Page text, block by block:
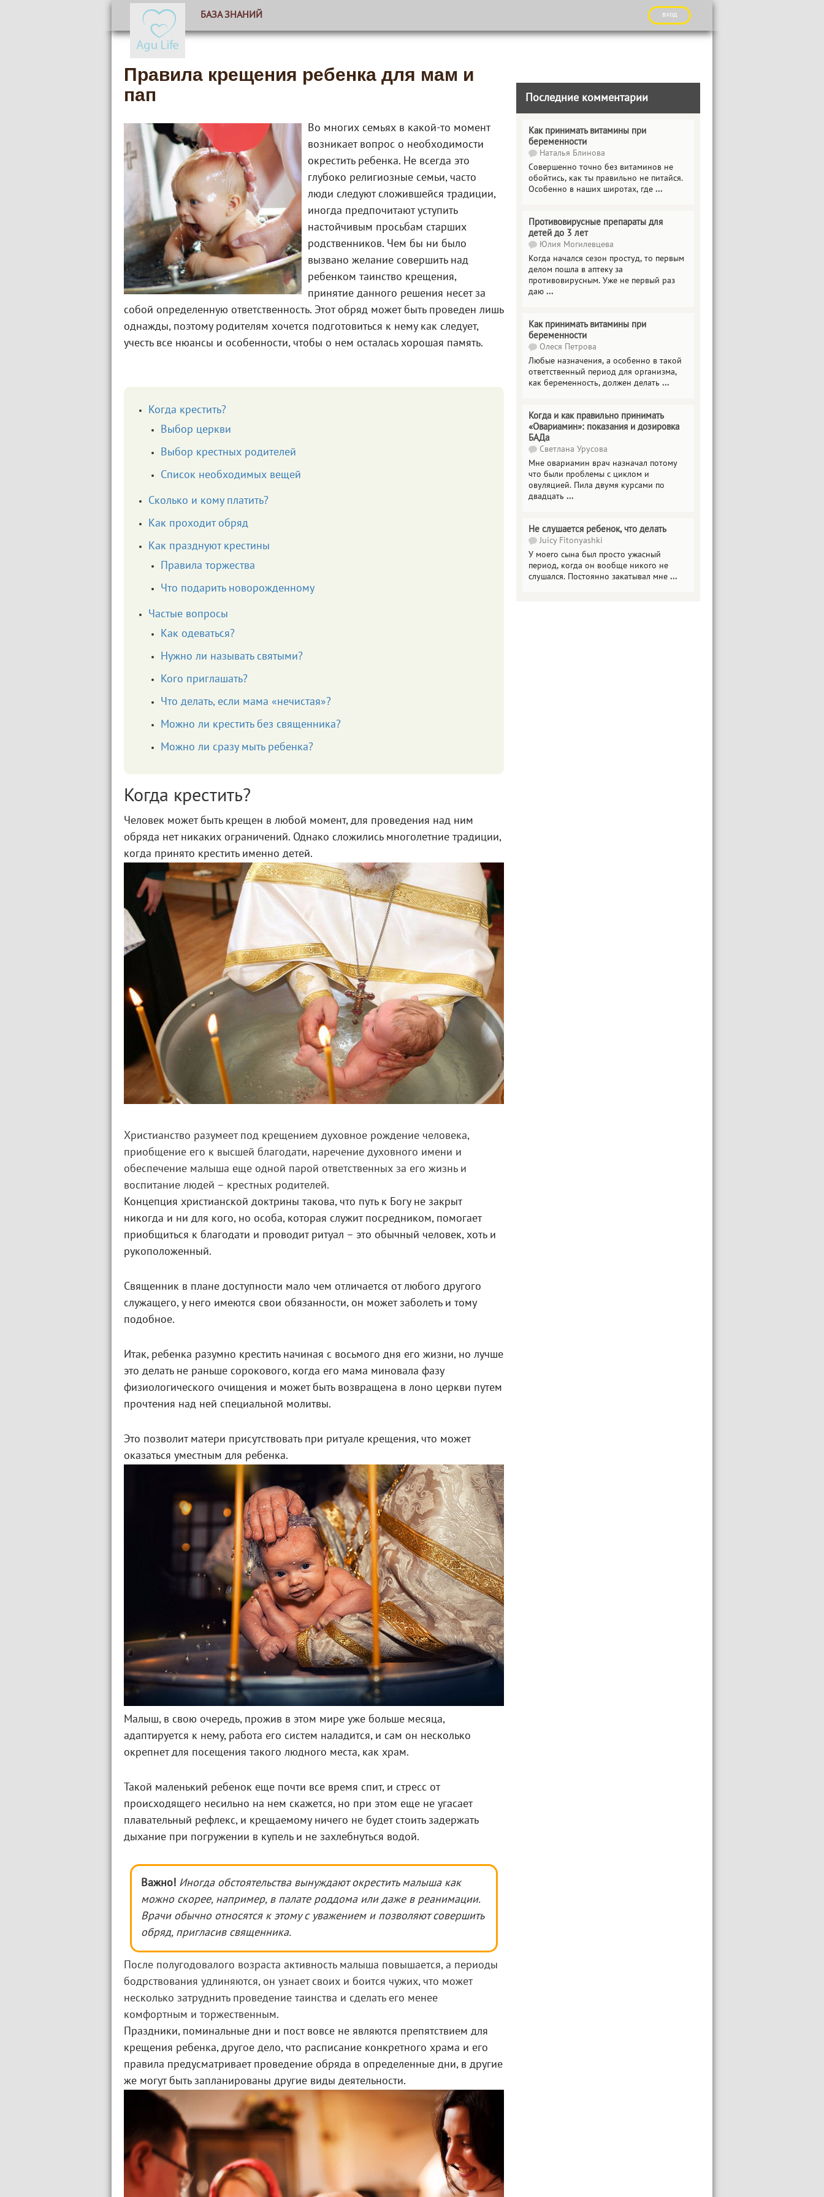
БАЗА ЗНАНИЙ вход
Правила крещения ребенка для мам и
пап
Во многих семьях в какой-то момент
возникает вопрос о необходимости
окрестить ребенка. Не всегда это
глубоко религиозные семьи, часто
люди следуют сложившейся традиции,
иногда предпочитают уступить
настойчивым просьбам старших
родственников. Чем бы ни было
вызвано желание совершить над
ребенком таинство крещения,
принятие данного решения несет за
собой определенную ответственность. Этот обряд может быть проведен лишь
однажды, поэтому родителям хочется подготовиться к нему как следует,
учесть все нюансы и особенности, чтобы о нем осталась хорошая память.
Когда крестить?
Выбор церкви
Выбор крестных родителей
Список необходимых вещей
Сколько и кому платить?
Как проходит обряд
Как празднуют крестины
Правила торжества
Что подарить новорожденному
Частые вопросы
Как одеваться?
Нужно ли называть святыми?
Кого приглашать?
Что делать, если мама «нечистая»?
Можно ли крестить без священника?
Можно ли сразу мыть ребенка?
Когда крестить?
Человек может быть крещен в любой момент, для проведения над ним
обряда нет никаких ограничений. Однако сложились многолетние традиции,
когда принято крестить именно детей.
Христианство разумеет под крещением духовное рождение человека,
приобщение его к высшей благодати, наречение духовного имени и
обеспечение малыша еще одной парой ответственных за его жизнь и
воспитание людей – крестных родителей.
Концепция христианской доктрины такова, что путь к Богу не закрыт
никогда и ни для кого, но особа, которая служит посредником, помогает
приобщиться к благодати и проводит ритуал – это обычный человек, хоть и
рукоположенный.
Священник в плане доступности мало чем отличается от любого другого
служащего, у него имеются свои обязанности, он может заболеть и тому
подобное.
Итак, ребенка разумно крестить начиная с восьмого дня его жизни, но лучше
это делать не раньше сорокового, когда его мама миновала фазу
физиологического очищения и может быть возвращена в лоно церкви путем
прочтения над ней специальной молитвы.
Это позволит матери присутствовать при ритуале крещения, что может
оказаться уместным для ребенка.
Малыш, в свою очередь, прожив в этом мире уже больше месяца,
адаптируется к нему, работа его систем наладится, и сам он несколько
окрепнет для посещения такого людного места, как храм.
Такой маленький ребенок еще почти все время спит, и стресс от
происходящего несильно на нем скажется, но при этом еще не угасает
плавательный рефлекс, и крещаемому ничего не будет стоить задержать
дыхание при погружении в купель и не захлебнуться водой.
Важно! Иногда обстоятельства вынуждают окрестить малыша как
можно скорее, например, в палате роддома или даже в реанимации.
Врачи обычно относятся к этому с уважением и позволяют совершить
обряд, пригласив священника.
После полугодовалого возраста активность малыша повышается, а периоды
бодрствования удлиняются, он узнает своих и боится чужих, что может
несколько затруднить проведение таинства и сделать его менее
комфортным и торжественным.
Праздники, поминальные дни и пост вовсе не являются препятствием для
крещения ребенка, другое дело, что расписание конкретного храма и его
правила предусматривает проведение обряда в определенные дни, в другие
же могут быть запланированы другие виды деятельности.
Последние комментарии
Как принимать витамины при
беременности
Наталья Блинова
Совершенно точно без витаминов не
обойтись, как ты правильно не питайся.
Особенно в наших широтах, где ...
Противовирусные препараты для
детей до 3 лет
Юлия Могилевцева
Когда начался сезон простуд, то первым
делом пошла в аптеку за
противовирусным. Уже не первый раз
даю ...
Как принимать витамины при
беременности
Олеся Петрова
Любые назначения, а особенно в такой
ответственный период для организма,
как беременность, должен делать ...
Когда и как правильно принимать
«Овариамин»: показания и дозировка
БАДа
Светлана Урусова
Мне овариамин врач назначал потому
что были проблемы с циклом и
овуляцией. Пила двумя курсами по
двадцать ...
Не слушается ребенок, что делать
Juicy Fitonyashki
У моего сына был просто ужасный
период, когда он вообще никого не
слушался. Постоянно закатывал мне ...